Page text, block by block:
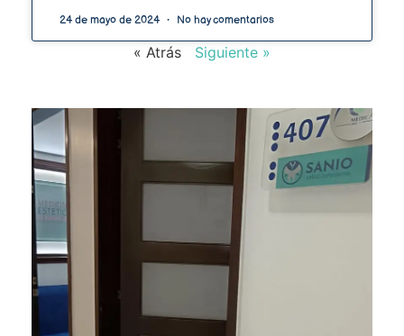
24 de mayo de 2024 No hay comentarios
« Atrás Siguiente »